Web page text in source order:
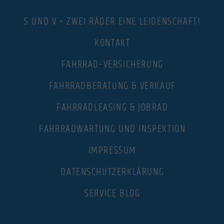
S UND V – ZWEI RÄDER EINE LEIDENSCHAFT!
KONTAKT
FAHRRAD–VERSICHERUNG
FAHRRADBERATUNG & VERKAUF
FAHRRADLEASING & JOBRAD
FAHRRADWARTUNG UND INSPEKTION
IMPRESSUM
DATENSCHUTZERKLÄRUNG
SERVICE BLOG